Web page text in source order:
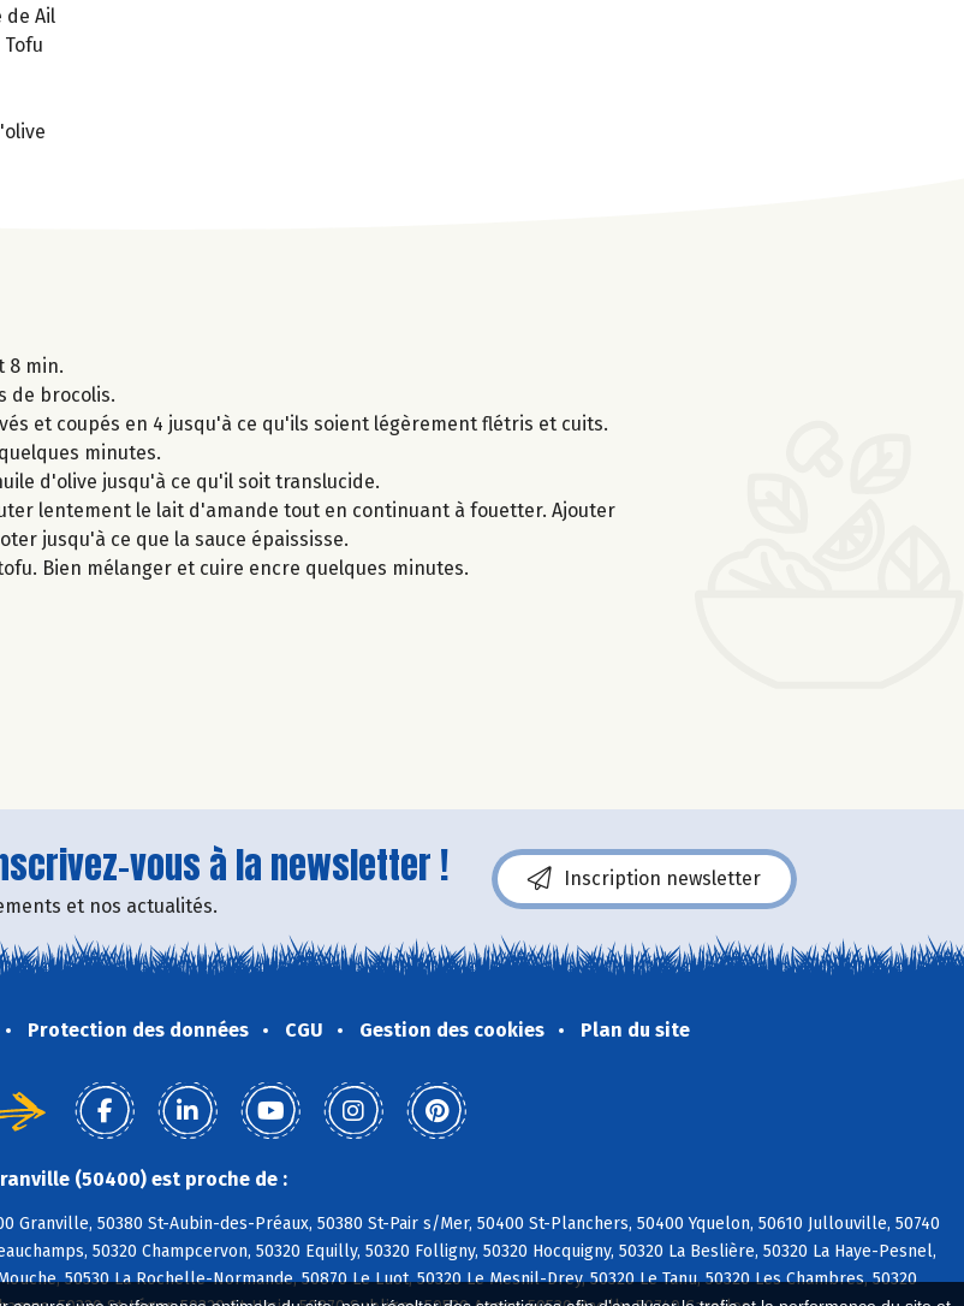
de Ail
8 min.
de brocolis.
et coupés en 4 jusqu'à ce qu'ils soient légèrement flétris et cuits.
minutes.
d'olive jusqu'à ce qu'il soit translucide.
lentement le lait d'amande tout en continuant à fouetter. Ajouter
jusqu'à ce que la sauce épaississe.
Bien mélanger et cuire encre quelques minutes.
vous à la newsletter !
et nos actualités.
Inscription newsletter
Protection des données CGU Gestion des cookies Plan du site
(50400) est proche de :
Granville, 50380 St-Aubin-des-Préaux, 50380 St-Pair s/Mer, 50400 St-Planchers, 50400 Yquelon, 50610 Jullouville, 50740
50320 Champcervon, 50320 Equilly, 50320 Folligny, 50320 Hocquigny, 50320 La Beslière, 50320 La Haye-Pesnel,
50530 La Rochelle-Normande, 50870 Le Luot, 50320 Le Mesnil-Drey, 50320 Le Tanu, 50320 Les Chambres, 50320